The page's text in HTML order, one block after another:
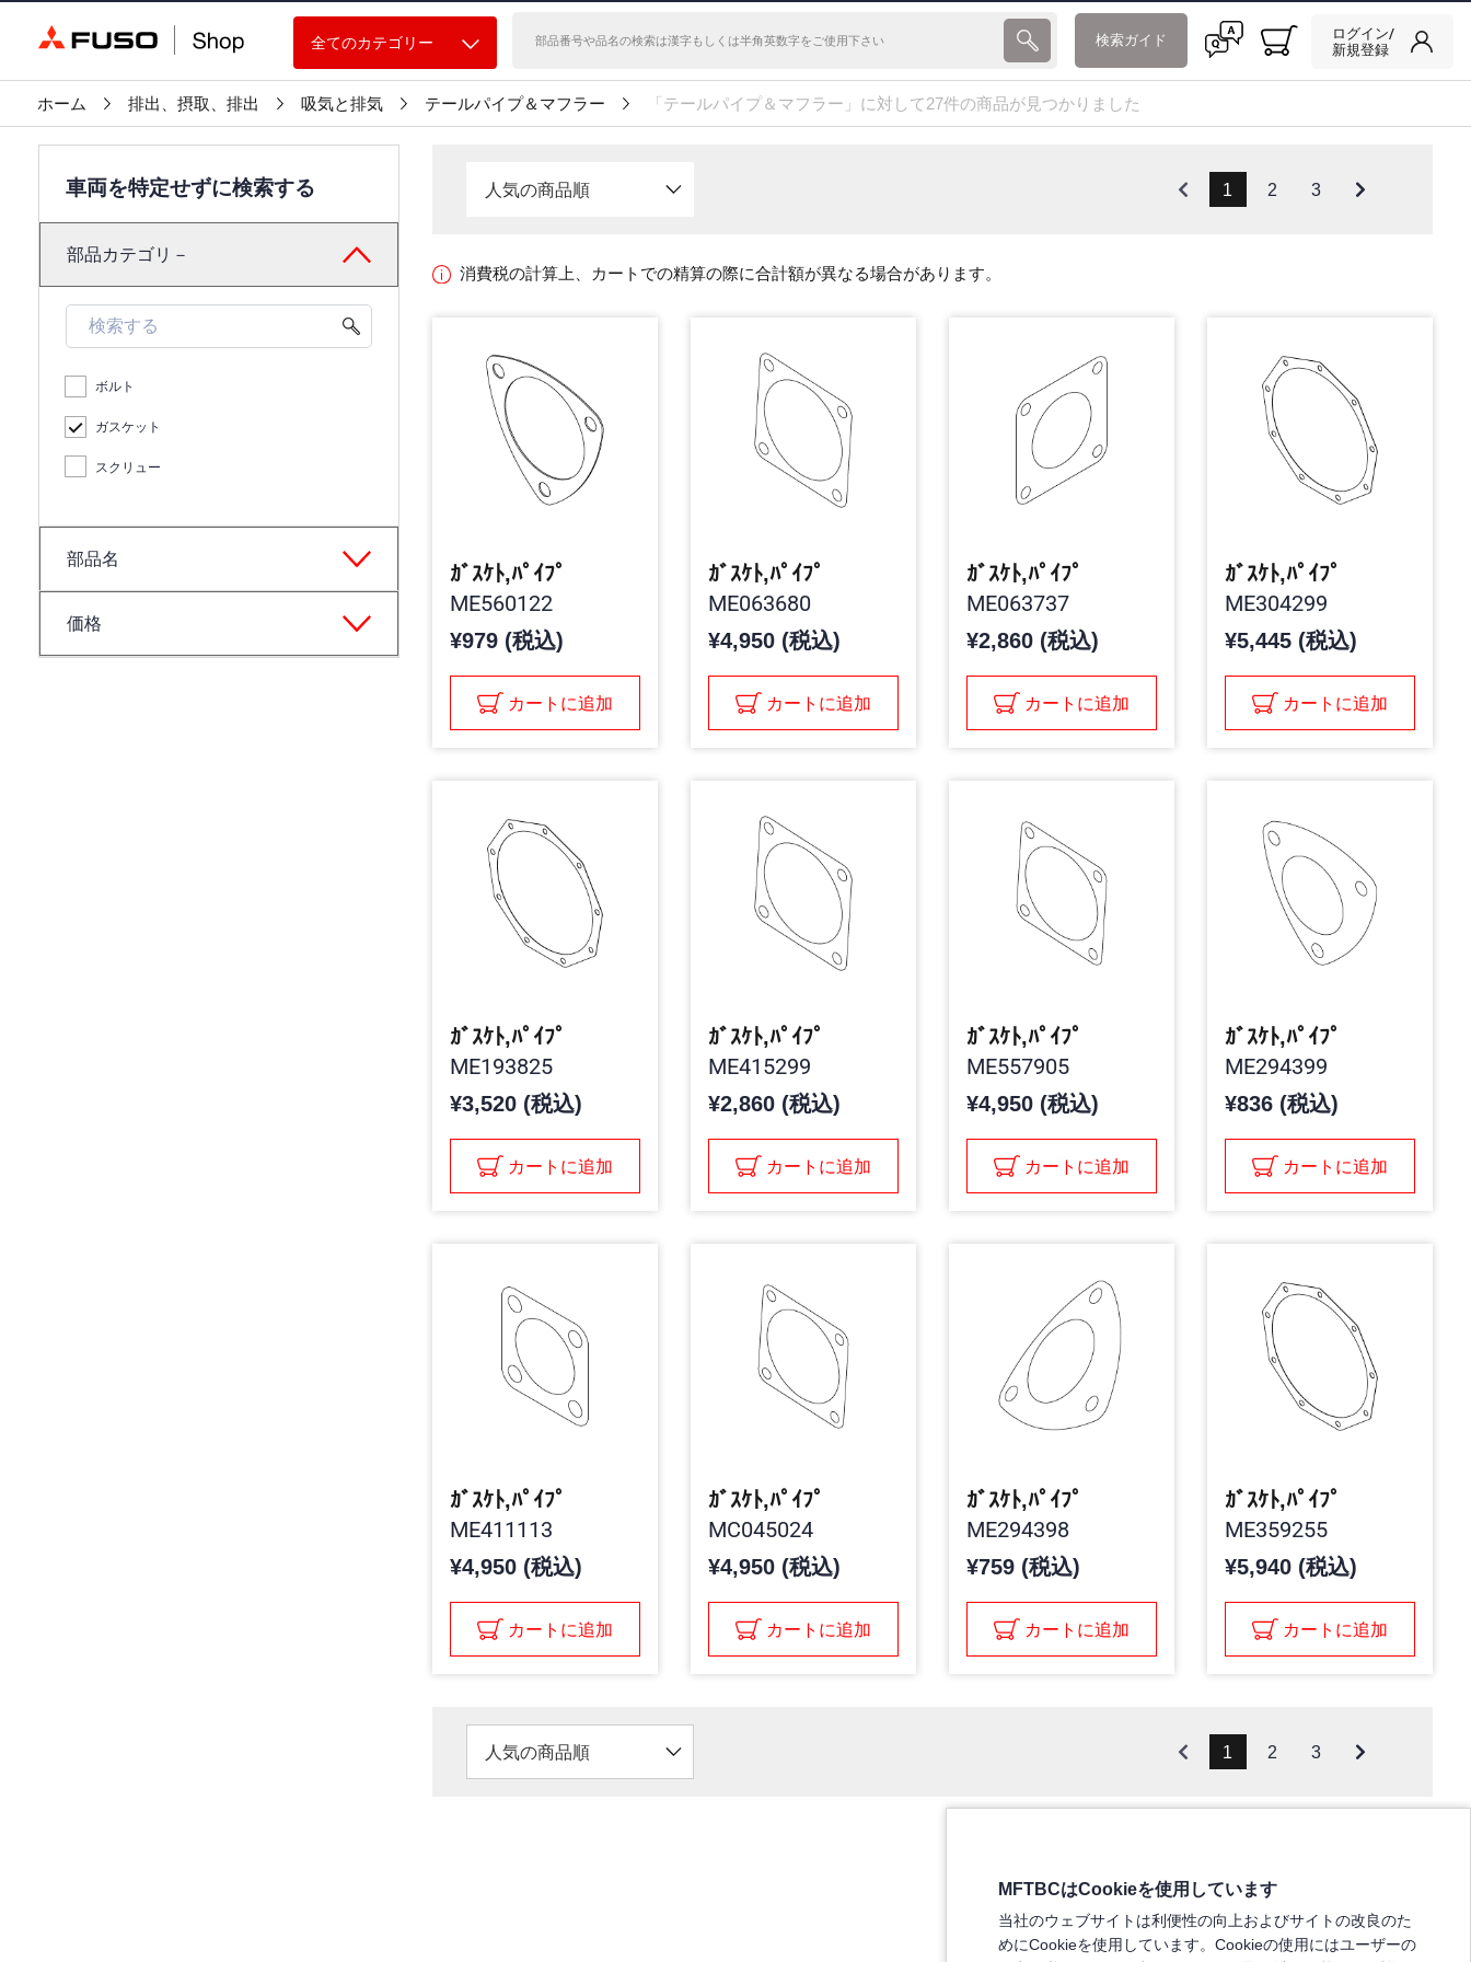
全てのカテゴリー 検索ガイド
ログイン/
新規登録
ホーム 排出、摂取、排出 吸気と排気 テールパイプ＆マフラー 「テールパイプ＆マフラー」に対して27件の商品が見つかりました
車両を特定せずに検索する
部品カテゴリ－
ボルト
ガスケット
スクリュー
部品名
価格
人気の商品順 1 2 3
消費税の計算上、カートでの精算の際に合計額が異なる場合があります。
ｶﾞｽｹﾄ,ﾊﾟｲﾌﾟ
ME560122
¥979 (税込)
カートに追加
ｶﾞｽｹﾄ,ﾊﾟｲﾌﾟ
ME063680
¥4,950 (税込)
カートに追加
ｶﾞｽｹﾄ,ﾊﾟｲﾌﾟ
ME063737
¥2,860 (税込)
カートに追加
ｶﾞｽｹﾄ,ﾊﾟｲﾌﾟ
ME304299
¥5,445 (税込)
カートに追加
ｶﾞｽｹﾄ,ﾊﾟｲﾌﾟ
ME193825
¥3,520 (税込)
カートに追加
ｶﾞｽｹﾄ,ﾊﾟｲﾌﾟ
ME415299
¥2,860 (税込)
カートに追加
ｶﾞｽｹﾄ,ﾊﾟｲﾌﾟ
ME557905
¥4,950 (税込)
カートに追加
ｶﾞｽｹﾄ,ﾊﾟｲﾌﾟ
ME294399
¥836 (税込)
カートに追加
ｶﾞｽｹﾄ,ﾊﾟｲﾌﾟ
ME411113
¥4,950 (税込)
カートに追加
ｶﾞｽｹﾄ,ﾊﾟｲﾌﾟ
MC045024
¥4,950 (税込)
カートに追加
ｶﾞｽｹﾄ,ﾊﾟｲﾌﾟ
ME294398
¥759 (税込)
カートに追加
ｶﾞｽｹﾄ,ﾊﾟｲﾌﾟ
ME359255
¥5,940 (税込)
カートに追加
人気の商品順 1 2 3
MFTBCはCookieを使用しています
当社のウェブサイトは利便性の向上およびサイトの改良のた
めにCookieを使用しています。Cookieの使用にはユーザーの